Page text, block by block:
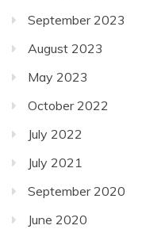
September 2023
August 2023
May 2023
October 2022
July 2022
July 2021
September 2020
June 2020